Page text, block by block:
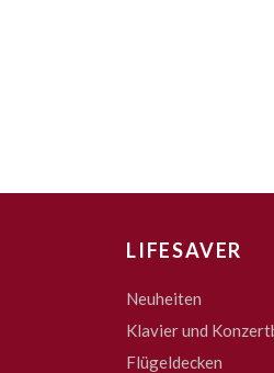
LIFESAVER
Neuheiten
Klavier und
Flügeldecken